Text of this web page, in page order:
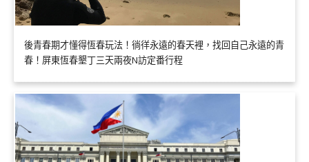
後青春期才懂得恆春玩法！徜徉永遠的春天裡，找回自己永遠的青
春！屏東恆春墾丁三天兩夜N訪定番行程